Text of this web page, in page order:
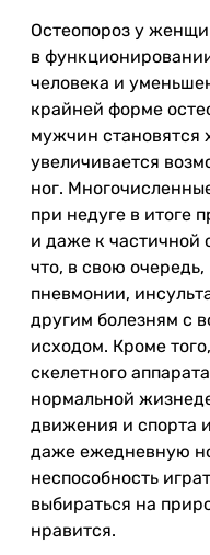
Остеопороз у
в
человека и
крайней форме
мужчин становятся
увеличивается
ног.
при недуге в итоге
и даже к частичной
что, в свою
пневмонии,
другим болезням с
исходом. Кроме
скелетного
нормальной
движения и спорта
даже ежедневную
неспособность
выбираться на
нравится.